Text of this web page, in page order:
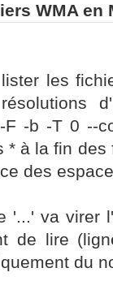
WMA en
les
F -b -T 0 --
* à la fin
des
'...' va virer
de lire
du